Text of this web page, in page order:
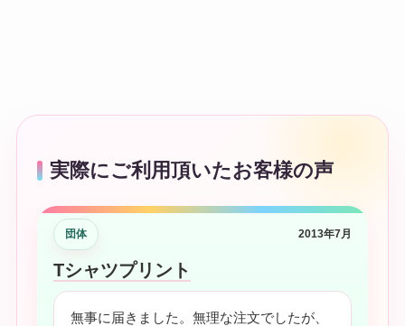
実際にご利用頂いたお客様の声
団体 2013年7月
Tシャツプリント
無事に届きました。無理な注文でしたが、